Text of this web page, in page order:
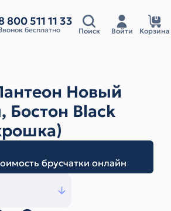
800 511 11 33
бесплатно Поиск Войти Корзина
Новый
Бостон Black
брусчатки онлайн